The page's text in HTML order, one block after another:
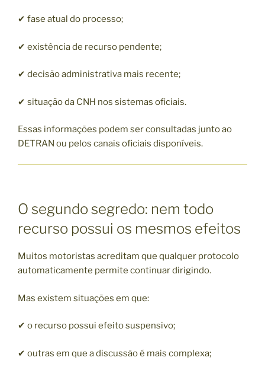
✔ fase atual do processo;
✔ existência de recurso pendente;
✔ decisão administrativa mais recente;
✔ situação da CNH nos sistemas oficiais.
Essas informações podem ser consultadas junto ao
DETRAN ou pelos canais oficiais disponíveis.
O segundo segredo: nem todo
recurso possui os mesmos efeitos
Muitos motoristas acreditam que qualquer protocolo
automaticamente permite continuar dirigindo.
Mas existem situações em que:
✔ o recurso possui efeito suspensivo;
✔ outras em que a discussão é mais complexa;